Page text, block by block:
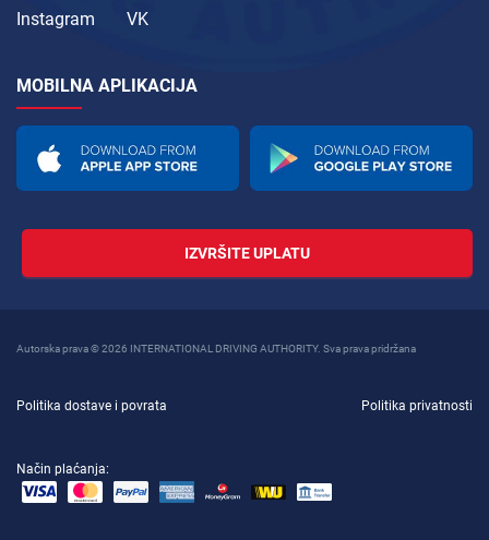
Instagram
VK
MOBILNA APLIKACIJA
IZVRŠITE UPLATU
Autorska prava © 2026 INTERNATIONAL DRIVING AUTHORITY. Sva prava pridržana
Politika dostave i povrata Politika privatnosti
Način plaćanja: